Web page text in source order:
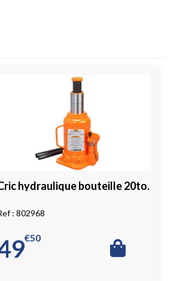
hydraulique bouteille 20to.
802968
50
€